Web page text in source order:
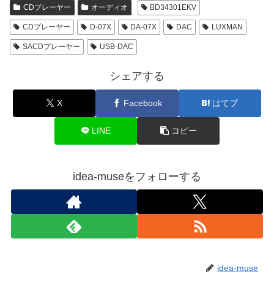
CDプレーヤー オーディオ BD34301EKV
CDプレーヤー D-07X DA-07X DAC LUXMAN
SACDプレーヤー USB-DAC
シェアする
X Facebook はてブ
LINE コピー
idea-museをフォローする
idea-muse